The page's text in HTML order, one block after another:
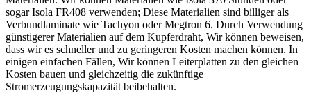
sogar Isola FR408 verwenden; Diese Materialien sind billiger als
Verbundlaminate wie Tachyon oder Megtron 6. Durch Verwendung
günstigerer Materialien auf dem Kupferdraht, Wir können beweisen,
dass wir es schneller und zu geringeren Kosten machen können. In
einigen einfachen Fällen, Wir können Leiterplatten zu den gleichen
Kosten bauen und gleichzeitig die zukünftige
Stromerzeugungskapazität beibehalten.